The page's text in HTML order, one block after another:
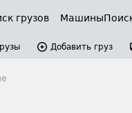
грузов Машины
Добавить груз